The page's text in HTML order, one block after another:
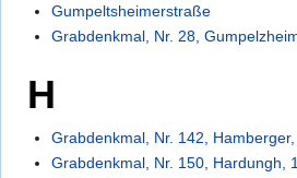
Gumpeltsheimerstraße
Grabdenkmal, Nr. 28,
H
Grabdenkmal, Nr. 142,
Grabdenkmal, Nr. 150, Hardungh,